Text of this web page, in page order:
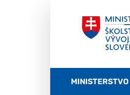
MINISTERSTVO